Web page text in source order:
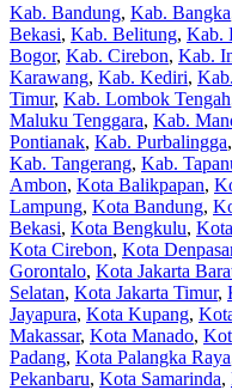
Kab. Bandung, Kab. Bangka
Bekasi, Kab. Belitung, Kab.
Bogor, Kab. Cirebon, Kab.
Karawang, Kab. Kediri,
Timur, Kab. Lombok Tengah
Maluku Tenggara, Kab.
Pontianak, Kab. Purbalingga,
Kab. Tangerang, Kab.
Ambon, Kota Balikpapan,
Lampung, Kota Bandung,
Bekasi, Kota Bengkulu,
Kota Cirebon, Kota
Gorontalo, Kota Jakarta
Selatan, Kota Jakarta Timur,
Jayapura, Kota Kupang,
Makassar, Kota Manado,
Padang, Kota Palangka Raya
Pekanbaru, Kota Samarinda,